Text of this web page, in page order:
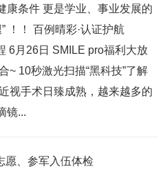
康条件 更是学业、事业发展的
！！ 百例晴彩·认证护航
6月26日 SMILE pro福利大放
~ 10秒激光扫描“黑科技”了解
视手术日臻成熟，越来越多的
镜...
愿、参军入伍体检